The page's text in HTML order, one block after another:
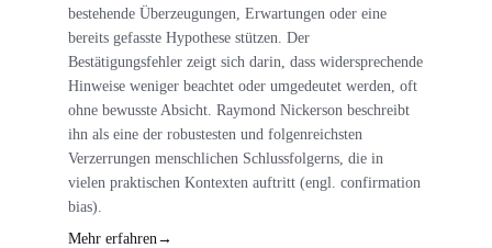
bestehende Überzeugungen, Erwartungen oder eine
bereits gefasste Hypothese stützen. Der
Bestätigungsfehler zeigt sich darin, dass widersprechende
Hinweise weniger beachtet oder umgedeutet werden, oft
ohne bewusste Absicht. Raymond Nickerson beschreibt
ihn als eine der robustesten und folgenreichsten
Verzerrungen menschlichen Schlussfolgerns, die in
vielen praktischen Kontexten auftritt (engl. confirmation
bias).
Mehr erfahren →